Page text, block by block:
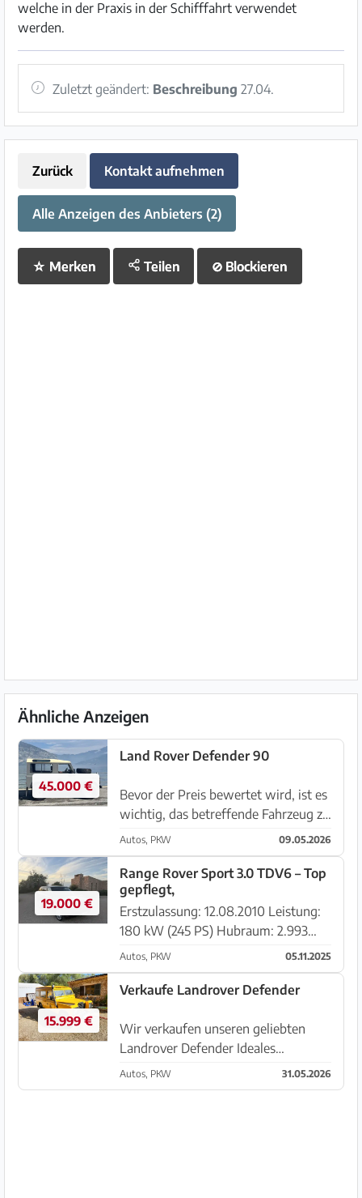
welche in der Praxis in der Schifffahrt verwendet
werden.
Zuletzt geändert: Beschreibung 27.04.
Zurück Kontakt aufnehmen
Alle Anzeigen des Anbieters (2)
☆ Merken Teilen ⊘ Blockieren
Ähnliche Anzeigen
45.000 €
Land Rover Defender 90
Bevor der Preis bewertet wird, ist es
wichtig, das betreffende Fahrzeug zu
besichtigen. Wundervoller Defender
90 aus dem Jahr 1992. Karosserie,
Mechanik und Innenraum wurden
Autos, PKW 09.05.2026
19.000 €
Range Rover Sport 3.0 TDV6 – Top
gepflegt,
Erstzulassung: 12.08.2010 Leistung:
180 kW (245 PS) Hubraum: 2.993
cm³ Kraftstoffart: Diesel Getriebe:
Automatik Kilometerstand: 125000
Farbe: Schwarz Fahrzeugtyp:
Tür...
Autos, PKW 05.11.2025
15.999 €
Verkaufe Landrover Defender
Wir verkaufen unseren geliebten
Landrover Defender Ideales
Showfahrzeug ideal fuer zum Strand
fahren ect. Baujahr 31.01.1977 Also
Autos, PKW 31.05.2026